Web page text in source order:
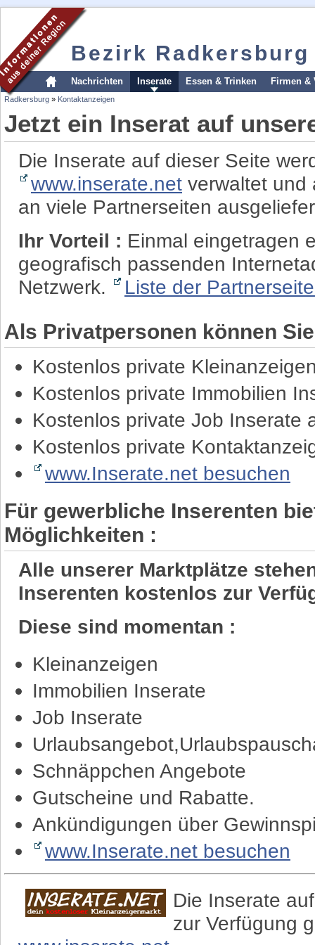
Bezirk Radkersburg
Nachrichten Inserate Essen & Trinken Firmen &
Radkersburg » Kontaktanzeigen
Jetzt ein Inserat auf
Die Inserate auf dieser Seite
www.inserate.net verwaltet und
an viele Partnerseiten
Ihr Vorteil : Einmal eingetragen
geografisch passenden
Netzwerk.
Liste der
Als Privatpersonen können
Kostenlos private
Kostenlos private Immobilien
Kostenlos private Job Inserate
Kostenlos private
www.Inserate.net besuchen
Für gewerbliche Inserenten
Möglichkeiten :
Alle unserer Marktplätze
Inserenten kostenlos zur
Diese sind momentan :
Kleinanzeigen
Immobilien Inserate
Job Inserate
Schnäppchen Angebote
Gutscheine und Rabatte.
Ankündigungen über
www.Inserate.net besuchen
Die Inserate
zur Verfügung